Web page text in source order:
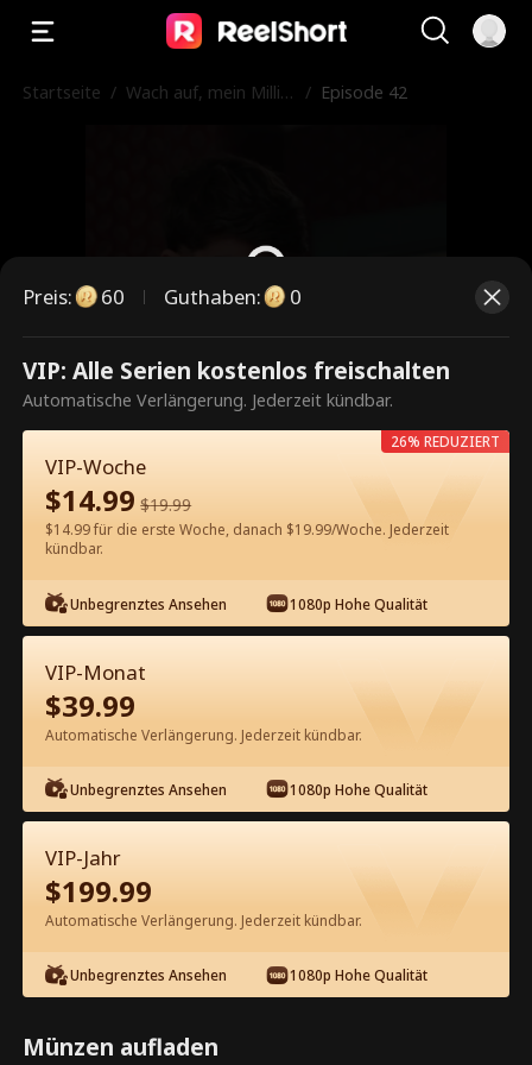
Startseite / Wach auf, mein Millia
/ Episode 42
Dies ist eine kostenpflichtige
Episode. Bitte entsperren, um
60 Jetzt entsperren
Kostenlos in der App ansehen
Episode 42 - Wach auf, mein
Milliardär Kompletter Film
1-50 51-72
42 43 44 45 46
Preis: 60 Guthaben: 0
VIP: Alle Serien kostenlos freischalten
Automatische Verlängerung. Jederzeit kündbar.
VIP-Woche
$14.99 $19.99
$14.99 für die erste Woche, danach $19.99/Woche. Jederzeit
kündbar.
Unbegrenztes Ansehen 1080p Hohe Qualität
26% REDUZIERT
VIP-Monat
$39.99
Automatische Verlängerung. Jederzeit kündbar.
Unbegrenztes Ansehen 1080p Hohe Qualität
VIP-Jahr
$199.99
Automatische Verlängerung. Jederzeit kündbar.
Unbegrenztes Ansehen 1080p Hohe Qualität
Münzen aufladen